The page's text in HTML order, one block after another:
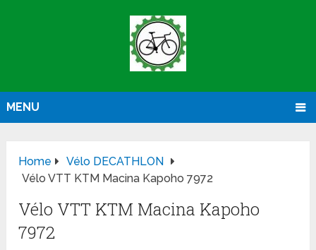
MENU
Home
Vélo DECATHLON
Vélo VTT KTM Macina Kapoho 7972
Vélo VTT KTM Macina Kapoho
7972